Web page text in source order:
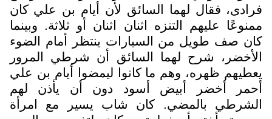
فرادى، فقال لهما السائق لأن أيام بن علي كان
ممنوعًا عليهم التنزه اثنان اثنان أو ثلاثة. وبينما
كان صف طويل من السيارات ينتظر أمام الضوء
الأخضر، شرح لهما السائق أن شرطي المرور
يعطيهم ظهره، وهم ما كانوا ليمضوا أيام بن علي
أحمر أخضر أبيض أسود دون أن يأذن لهم
الشرطي بالمضي. كان شاب يسير مع امرأة